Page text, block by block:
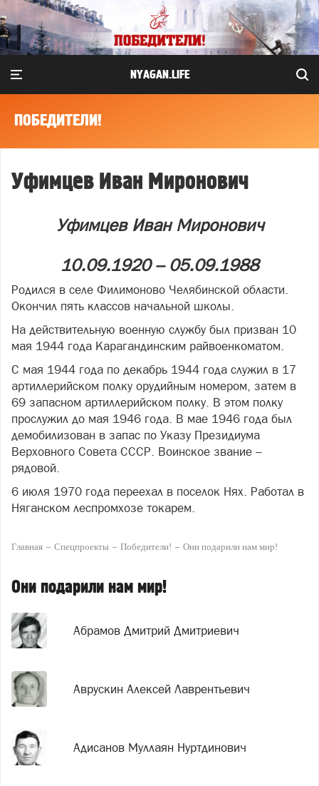
NYAGAN.LIFE
ПОБЕДИТЕЛИ!
Уфимцев Иван Миронович
Уфимцев Иван Миронович
10.09.1920 – 05.09.1988
Родился в селе Филимоново Челябинской области.
Окончил пять классов начальной школы.
На действительную военную службу был призван 10
мая 1944 года Карагандинским райвоенкоматом.
С мая 1944 года по декабрь 1944 года служил в 17
артиллерийском полку орудийным номером, затем в
69 запасном артиллерийском полку. В этом полку
прослужил до мая 1946 года. В мае 1946 года был
демобилизован в запас по Указу Президиума
Верховного Совета СССР. Воинское звание –
рядовой.
6 июля 1970 года переехал в поселок Нях. Работал в
Няганском леспромхозе токарем.
Главная Спецпроекты Победители! Они подарили нам мир!
Они подарили нам мир!
Абрамов Дмитрий Дмитриевич
Аврускин Алексей Лаврентьевич
Адисанов Муллаян Нуртдинович